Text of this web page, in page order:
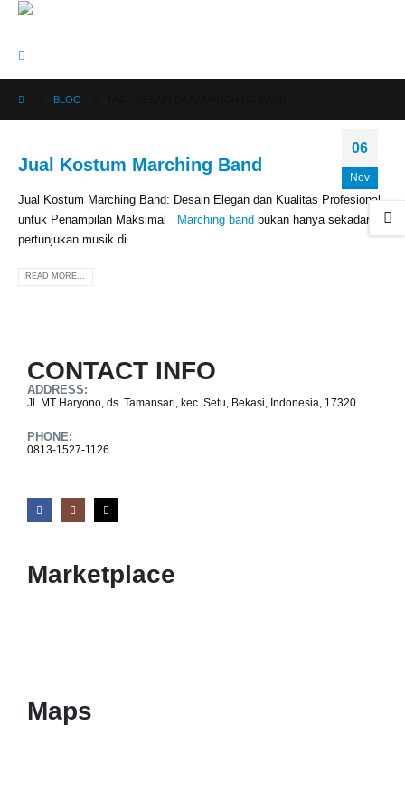
BLOG
06
Nov
Jual Kostum Marching Band
Jual Kostum Marching Band: Desain Elegan dan Kualitas Profesional
untuk Penampilan Maksimal
Marching band bukan hanya sekadar
pertunjukan musik di...
READ MORE...
CONTACT INFO
ADDRESS:
Jl. MT Haryono, ds. Tamansari, kec. Setu, Bekasi, Indonesia, 17320
PHONE:
0813-1527-1126
Marketplace
Maps